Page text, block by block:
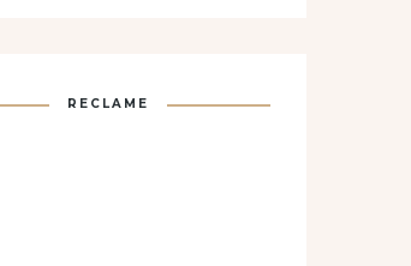
RECLAME